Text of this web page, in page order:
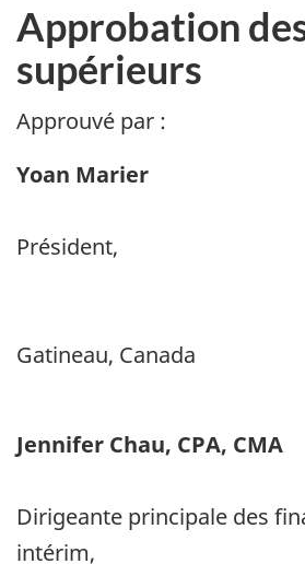
Approbation
supérieurs
Approuvé par :
Yoan Marier
Président,
Gatineau,
Jennifer Chau, CPA, CMA
Dirigeante principale des